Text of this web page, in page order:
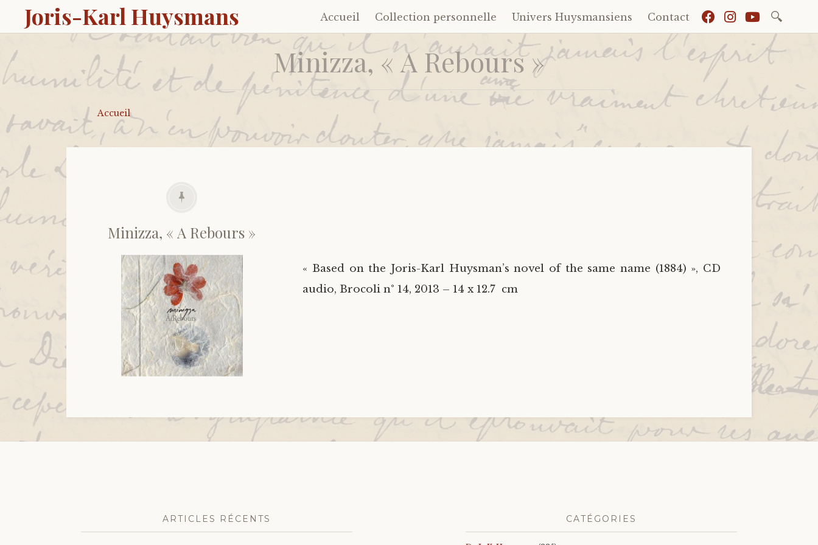
Joris-Karl Huysmans
Accéder
au
contenu
principal
Accueil Collection personnelle Univers Huysmansiens Contact
Minizza, « A Rebours »
Accueil
Minizza, « A Rebours »
« Based on the Joris-Karl Huysman’s novel of the same name (1884) », CD
audio, Brocoli n° 14, 2013 – 14 x 12.7 cm
ARTICLES RÉCENTS CATÉGORIES